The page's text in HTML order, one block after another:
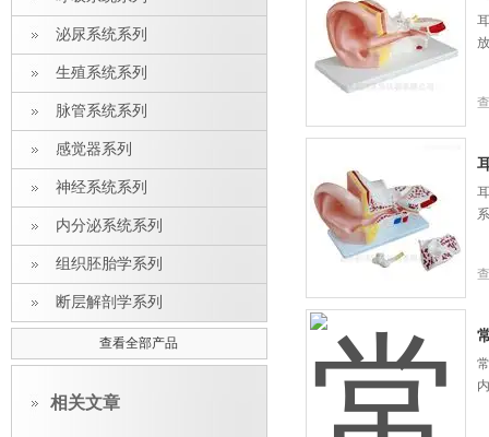
泌尿系统系列
生殖系统系列
脉管系统系列
感觉器系列
神经系统系列
内分泌系统系列
组织胚胎学系列
断层解剖学系列
查看全部产品
相关文章